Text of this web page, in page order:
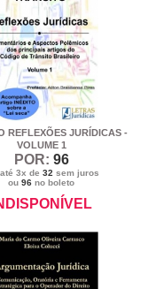
REFLEXÕES JURÍDICAS -
VOLUME 1
POR: 96
3x de 32 sem juros
ou96 no boleto